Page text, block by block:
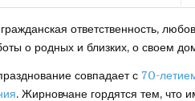
ответственность,
о родных и близких, о своем
совпадает с 70-
. Жирновчане гордятся тем, что